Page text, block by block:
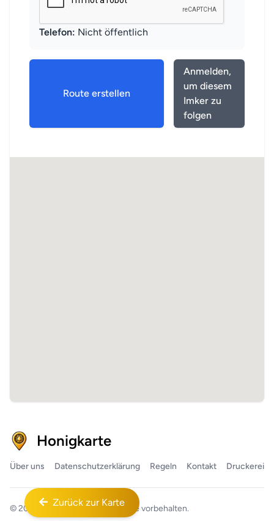
Telefon: Nicht öffentlich
Route erstellen
Anmelden,
um diesem
Imker zu
folgen
Zurück zur Karte
Honigkarte
Über uns Datenschutzerklärung Regeln Kontakt Druckerei
© 2026 Honigkarte™ Alle Rechte vorbehalten.